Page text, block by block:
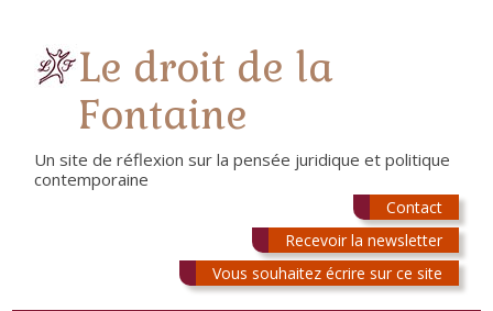
Le droit de la
Fontaine
Un site de réflexion sur la pensée juridique et politique
contemporaine
Contact
Recevoir la newsletter
Vous souhaitez écrire sur ce site